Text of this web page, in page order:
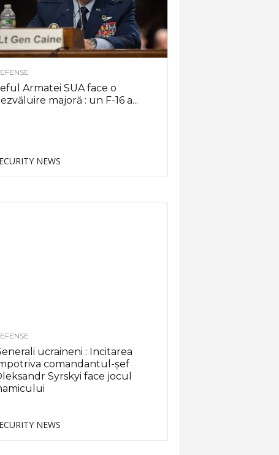
Armatei SUA face o
majoră : un F-16 a...
NEWS
ucraineni : Incitarea
comandantul-șef
Syrskyi face jocul
NEWS